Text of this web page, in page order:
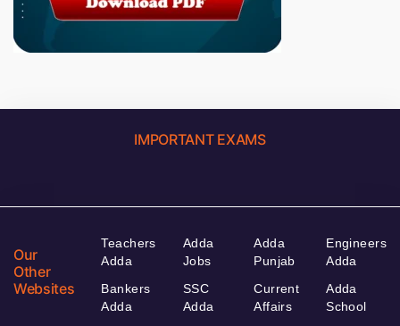
IMPORTANT EXAMS
Our
Other
Websites
Teachers
Adda
Bankers
Adda
Adda
Jobs
SSC
Adda
Adda
Punjab
Current
Affairs
Engineers
Adda
Adda
School